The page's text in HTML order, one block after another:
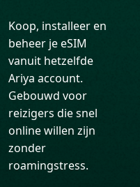
Koop, installeer en
beheer je eSIM
vanuit hetzelfde
Ariya account.
Gebouwd voor
reizigers die snel
online willen zijn
zonder
roamingstress.